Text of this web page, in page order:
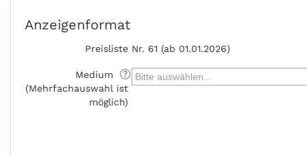
Anzeigenformat
Preisliste Nr. 61 (ab 01.01.2026)
Medium
(Mehrfachauswahl ist
möglich)